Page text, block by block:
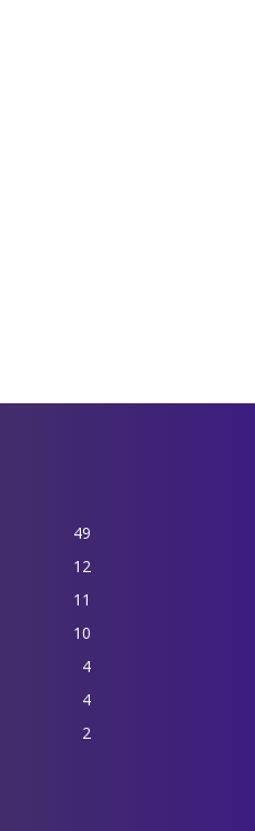
49
12
11
10
4
4
2